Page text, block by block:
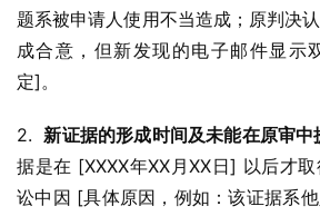
题系被申请人使用不当造成；原判决
成合意，但新发现的电子邮件显示
定]。
2. 新证据的形成时间及未能在原审中
据是在 [XXXX年XX月XX日] 以后才
讼中因 [具体原因，例如：该证据系